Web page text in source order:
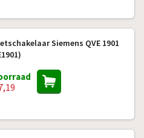
Siemens QVE 1901